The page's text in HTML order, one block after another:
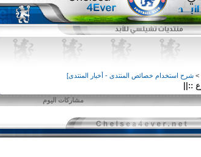
> شرح استخدام خصائص المنتدى - أخبار المنتدى]
مشاركات اليوم